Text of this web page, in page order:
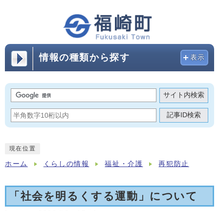
情報の種類から探す 表示
サイト内検索
記事ID検索
現在位置
ホーム くらしの情報 福祉・介護 再犯防止
「社会を明るくする運動」について